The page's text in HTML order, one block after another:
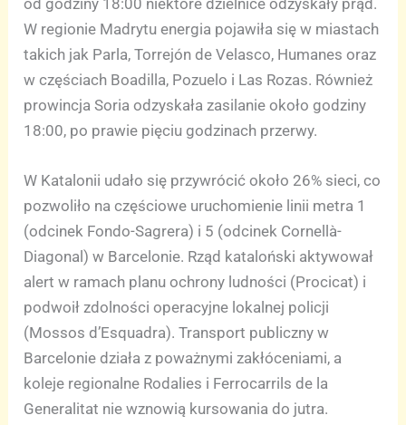
W regionie Madrytu energia pojawiła się w miastach
takich jak Parla, Torrejón de Velasco, Humanes oraz
w częściach Boadilla, Pozuelo i Las Rozas. Również
prowincja Soria odzyskała zasilanie około godziny
18:00, po prawie pięciu godzinach przerwy.
W Katalonii udało się przywrócić około 26% sieci, co
pozwoliło na częściowe uruchomienie linii metra 1
(odcinek Fondo-Sagrera) i 5 (odcinek Cornellà-
Diagonal) w Barcelonie. Rząd kataloński aktywował
alert w ramach planu ochrony ludności (Procicat) i
podwoił zdolności operacyjne lokalnej policji
(Mossos d’Esquadra). Transport publiczny w
Barcelonie działa z poważnymi zakłóceniami, a
koleje regionalne Rodalies i Ferrocarrils de la
Generalitat nie wznowią kursowania do jutra.